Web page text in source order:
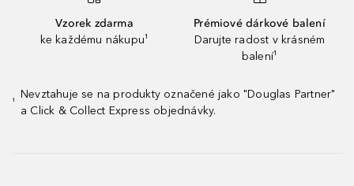
Vzorek zdarma
ke každému nákupu¹
Prémiové dárkové balení
Darujte radost v krásném
balení¹
¹
Nevztahuje se na produkty označené jako "Douglas Partner"
a Click & Collect Express objednávky.